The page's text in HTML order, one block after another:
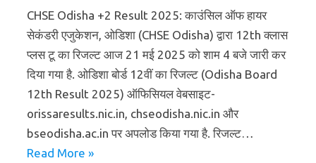
CHSE Odisha +2 Result 2025: काउंसिल ऑफ हायर
सेकंडरी एजुकेशन, ओडिशा (CHSE Odisha) द्वारा 12th क्लास
प्लस टू का रिजल्ट आज 21 मई 2025 को शाम 4 बजे जारी कर
दिया गया है. ओडिशा बोर्ड 12वीं का रिजल्ट (Odisha Board
12th Result 2025) ऑफिसियल वेबसाइट-
orissaresults.nic.in, chseodisha.nic.in और
bseodisha.ac.in पर अपलोड किया गया है. रिजल्ट…
Read More »